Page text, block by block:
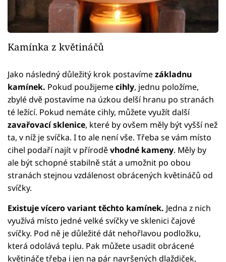
Kamínka z květináčů
Jako následný důležitý krok postavímezákladnu
kamínek. Pokud použijemecihly, jednu položíme,
zbylé dvě postavíme na úzkou delší hranu po stranách
té ležící. Pokud nemáte cihly, můžete využít další
zavařovací sklenice, které by ovšem měly být vyšší než
ta, v níž je svíčka. I to ale není vše. Třeba se vám místo
cihel podaří najít v příroděvhodné kameny. Měly by
ale být schopné stabilně stát a umožnit po obou
stranách stejnou vzdálenost obrácených květináčů od
svíčky.
Existuje vícero variant těchto kamínek. Jedna z nich
využívá místo jedné velké svíčky ve sklenici čajové
svíčky. Pod ně je důležité dát nehořlavou podložku,
která odolává teplu. Pak můžete usadit obrácené
květináče třeba i jen na pár navršených dlaždiček,